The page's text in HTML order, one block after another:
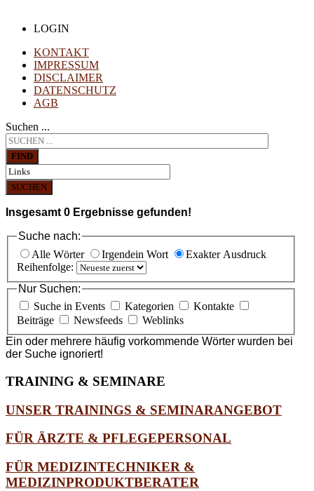
LOGIN
KONTAKT
IMPRESSUM
DISCLAIMER
DATENSCHUTZ
AGB
Suchen ...
FIND
SUCHEN
Insgesamt 0 Ergebnisse gefunden!
Suche nach:
Alle Wörter
Irgendein Wort
Exakter Ausdruck
Reihenfolge:
Nur Suchen:
Suche in Events
Kategorien
Kontakte
Beiträge
Newsfeeds
Weblinks
Ein oder mehrere häufig vorkommende Wörter wurden bei
der Suche ignoriert!
TRAINING & SEMINARE
UNSER TRAININGS & SEMINARANGEBOT
FÜR ÄRZTE & PFLEGEPERSONAL
FÜR MEDIZINTECHNIKER &
MEDIZINPRODUKTBERATER